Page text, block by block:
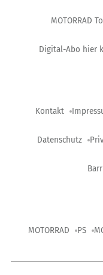
MOTORRAD
Digital-Abo hier
Kontakt
Datenschutz
MOTORRAD PS